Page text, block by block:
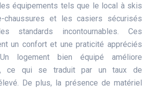
équipements tels que le local à skis
chaussures et les casiers sécurisés
standards incontournables. Ces
un confort et une praticité appréciés
logement bien équipé améliore
ce qui se traduit par un taux de
De plus, la présence de matériel